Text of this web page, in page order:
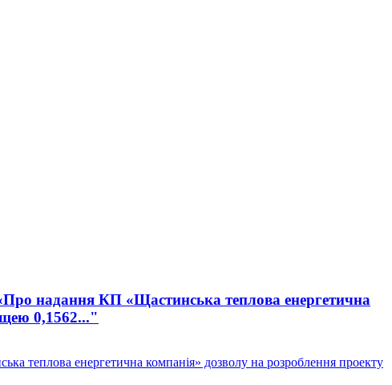
надання КП «Щастинська теплова енергетична
0,1562..."
теплова енергетична компанія» дозволу на розроблення проекту